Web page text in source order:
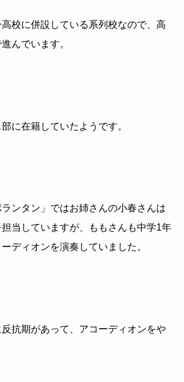
校に併設している系列校なので、高
んでいます。
に在籍していたようです。
ンタン」ではお姉さんの小春さんは
当していますが、ももさんも中学1年
ディオンを演奏していました。
抗期があって、アコーディオンをや